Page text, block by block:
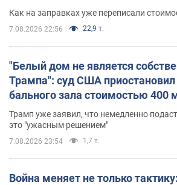
Как на заправках уже переписали
7.08.2026 22:56 22,9 т.
"Белый дом не является
Трампа": суд США приостановил
бального зала стоимостью 400
Трамп уже заявил, что немедленно
это "ужасным решением"
7.08.2026 23:54 1,7 т.
Война меняет не только